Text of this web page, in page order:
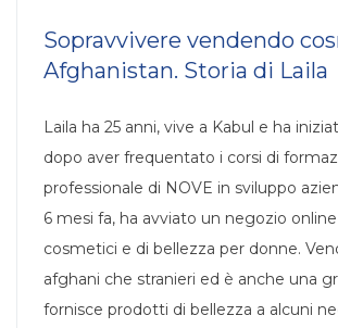
Sopravvivere vendendo
Afghanistan. Storia di Laila
Laila ha 25 anni, vive a Kabul e ha
dopo aver frequentato i corsi di
professionale di NOVE in sviluppo
6 mesi fa, ha avviato un negozio
cosmetici e di bellezza per donne.
afghani che stranieri ed è anche una
fornisce prodotti di bellezza a alcuni